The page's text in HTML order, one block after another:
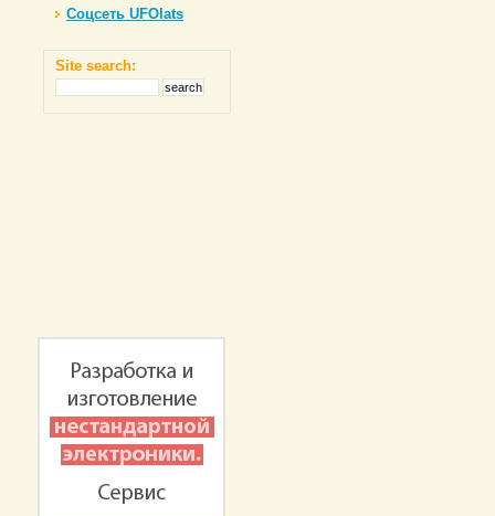
Соцсеть UFOlats
Site search: